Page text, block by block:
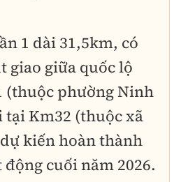
1 dài 31,5km, có
giao giữa quốc lộ
(thuộc phường Ninh
Km32 (thuộc xã
kiến hoàn thành
cuối năm 2026.